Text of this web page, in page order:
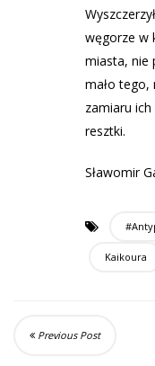
węgorze w
miasta, nie
mało
zamiaru
resztki.
Sławomir
Kaikoura
Previous Post